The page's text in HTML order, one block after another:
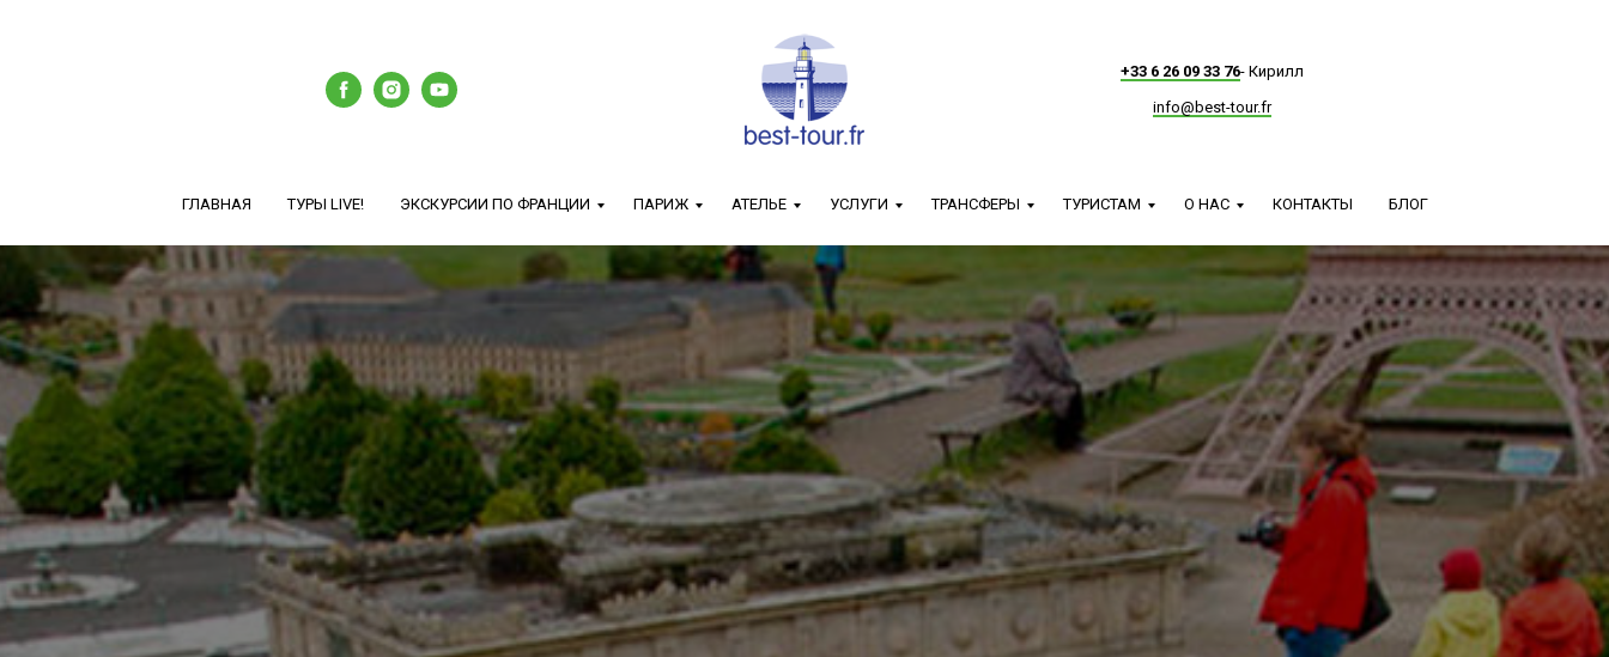
+33 6 26 09 33 76- Кирилл
info@best-tour.fr
ГЛАВНАЯ ТУРЫ LIVE! ЭКСКУРСИИ ПО ФРАНЦИИ ПАРИЖ АТЕЛЬЕ УСЛУГИ ТРАНСФЕРЫ ТУРИСТАМ О НАС КОНТАКТЫ БЛОГ